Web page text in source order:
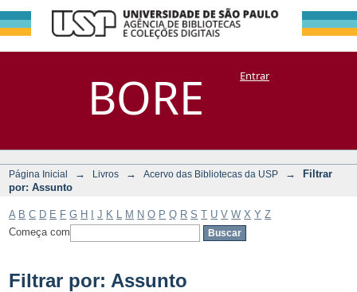
BORE
Filtrar por:
Assunto
DSpace/Manakin + CoriscoEntrar
Página Inicial → Livros → Acervo das Bibliotecas da USP →
Filtrar
por: Assunto
A B C D E F G H J K M N O P Q R S T U V W X Y Z
Começa com
Filtrar por: Assunto